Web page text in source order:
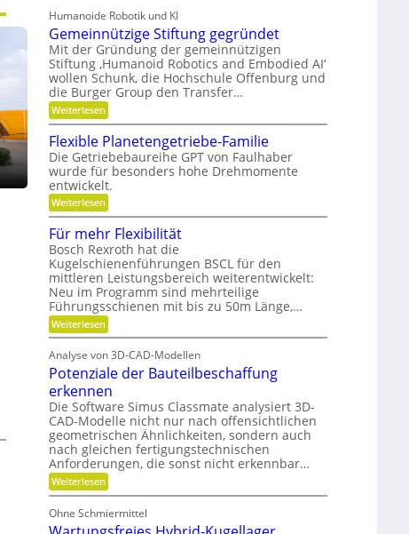
r
ä
z
i
s
i
o
n
i
i
t
ä
t
,
D
y
n
a
m
k
u
n
d
P
l
t
z
e
i
F
r
i
s
t
e
n
e
i
n
e
V
e
r
a
n
t
w
o
r
t
u
n
Humanoide Robotik und KI
Gemeinnützige Stiftung gegründet
Mit der Gründung der gemeinnützigen
Stiftung ‚Humanoid Robotics and Embodied AI‘
wollen Schunk, die Hochschule Offenburg und
die Burger Group den Transfer…
Weiterlesen:
G
e
m
e
i
n
n
ü
t
z
i
g
e
S
t
i
f
t
n
g
g
e
g
r
ü
n
d
e
t
Flexible Planetengetriebe-Familie
Die Getriebebaureihe GPT von Faulhaber
wurde für besonders hohe Drehmomente
entwickelt.
Weiterlesen:
F
e
x
i
b
l
e
P
l
a
n
e
t
e
n
g
e
t
r
i
e
b
e
-
Für mehr Flexibilität
Bosch Rexroth hat die
Kugelschienenführungen BSCL für den
mittleren Leistungsbereich weiterentwickelt:
Neu im Programm sind mehrteilige
Führungsschienen mit bis zu 50m Länge,…
Weiterlesen:
F
r
m
h
r
F
l
e
x
i
b
i
l
i
Analyse von 3D-CAD-Modellen
Potenziale der Bauteilbeschaffung
erkennen
Die Software Simus Classmate analysiert 3D-
CAD-Modelle nicht nur nach offensichtlichen
geometrischen Ähnlichkeiten, sondern auch
nach gleichen fertigungstechnischen
Anforderungen, die sonst nicht erkennbar…
Weiterlesen:
P
t
e
Ohne Schmiermittel